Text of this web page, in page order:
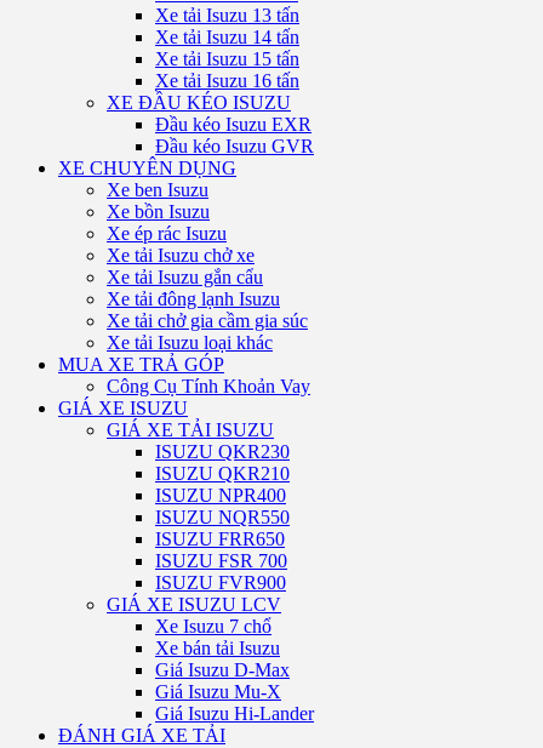
Xe tải Isuzu 13 tấn
Xe tải Isuzu 14 tấn
Xe tải Isuzu 15 tấn
Xe tải Isuzu 16 tấn
XE ĐẦU KÉO ISUZU
Đầu kéo Isuzu EXR
Đầu kéo Isuzu GVR
XE CHUYÊN DỤNG
Xe ben Isuzu
Xe bồn Isuzu
Xe ép rác Isuzu
Xe tải Isuzu chở xe
Xe tải Isuzu gắn cẩu
Xe tải đông lạnh Isuzu
Xe tải chở gia cầm gia súc
Xe tải Isuzu loại khác
MUA XE TRẢ GÓP
Công Cụ Tính Khoản Vay
GIÁ XE ISUZU
GIÁ XE TẢI ISUZU
ISUZU QKR230
ISUZU QKR210
ISUZU NPR400
ISUZU NQR550
ISUZU FRR650
ISUZU FSR 700
ISUZU FVR900
GIÁ XE ISUZU LCV
Xe Isuzu 7 chổ
Xe bán tải Isuzu
Giá Isuzu D-Max
Giá Isuzu Mu-X
Giá Isuzu Hi-Lander
ĐÁNH GIÁ XE TẢI